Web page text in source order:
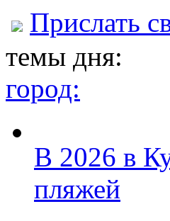
Прислать
темы дня:
город:
В 2026 в
пляжей